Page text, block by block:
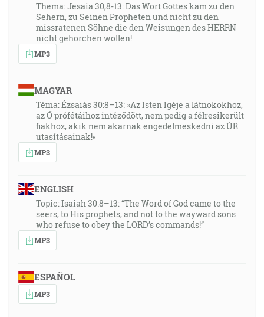
Thema: Jesaia 30,8-13: Das Wort Gottes kam zu den
Sehern, zu Seinen Propheten und nicht zu den
missratenen Söhne die den Weisungen des HERRN
nicht gehorchen wollen!
MP3
MAGYAR
Téma: Ézsaiás 30:8–13: »Az Isten Igéje a látnokokhoz,
az Ő prófétáihoz intéződött, nem pedig a félresikerült
fiakhoz, akik nem akarnak engedelmeskedni az ÚR
utasításainak!«
MP3
ENGLISH
Topic: Isaiah 30:8–13: “The Word of God came to the
seers, to His prophets, and not to the wayward sons
who refuse to obey the LORD’s commands!”
MP3
ESPAÑOL
MP3